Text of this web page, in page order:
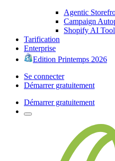
Agentic
Campaign
Shopify AI
Tarification
Enterprise
Edition Printemps 2026
Se connecter
Démarrer gratuitement
Démarrer gratuitement